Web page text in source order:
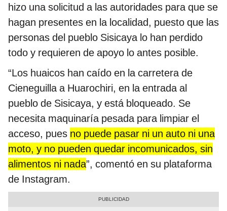
hizo una solicitud a las autoridades para que se
hagan presentes en la localidad, puesto que las
personas del pueblo Sisicaya lo han perdido
todo y requieren de apoyo lo antes posible.
“Los huaicos han caído en la carretera de
Cieneguilla a Huarochiri, en la entrada al
pueblo de Sisicaya, y está bloqueado. Se
necesita maquinaría pesada para limpiar el
acceso, pues no puede pasar ni un auto ni una
moto, y no pueden quedar incomunicados, sin
alimentos ni nada”, comentó en su plataforma
de Instagram.